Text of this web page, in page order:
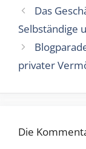
Das
Selbständige
privater
Die